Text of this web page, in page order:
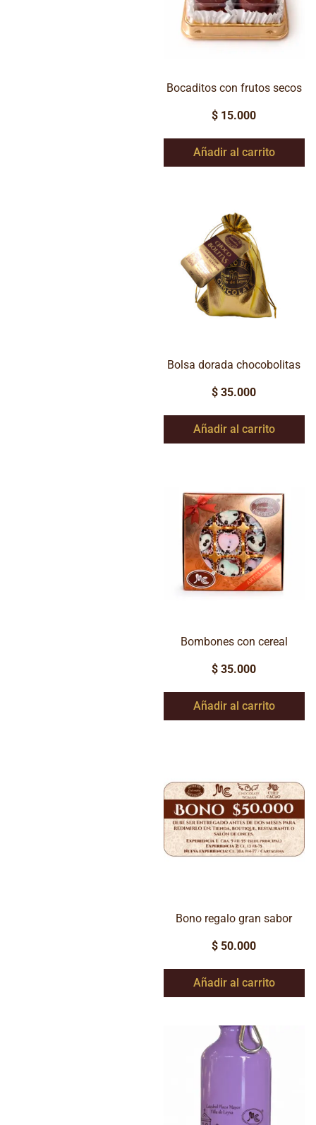
Bocaditos con frutos secos
$ 15.000
Añadir al carrito
Bolsa dorada chocobolitas
$ 35.000
Añadir al carrito
Bombones con cereal
$ 35.000
Añadir al carrito
Bono regalo gran sabor
$ 50.000
Añadir al carrito